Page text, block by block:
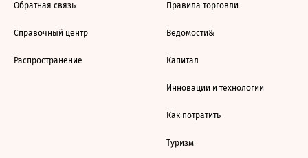
Обратная связь
Справочный центр
Распространение
Правила торговли
Ведомости&
Капитал
Инновации и технологии
Как потратить
Туризм